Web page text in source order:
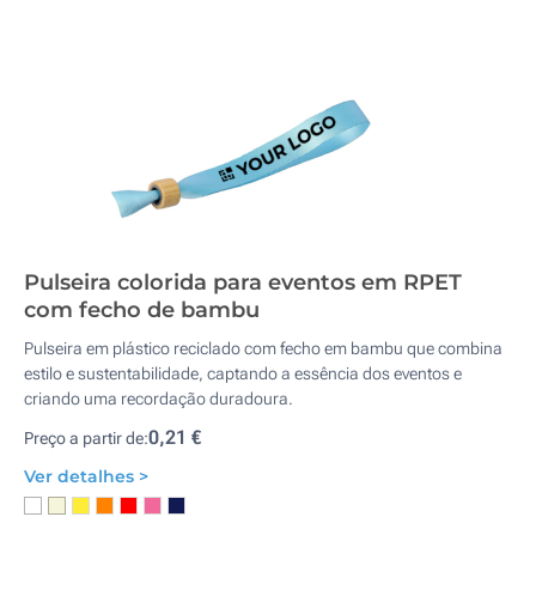
Pulseira colorida para eventos em RPET
com fecho de bambu
Pulseira em plástico reciclado com fecho em bambu que combina
estilo e sustentabilidade, captando a essência dos eventos e
criando uma recordação duradoura.
Preço a partir de:0,21 €
Ver detalhes >